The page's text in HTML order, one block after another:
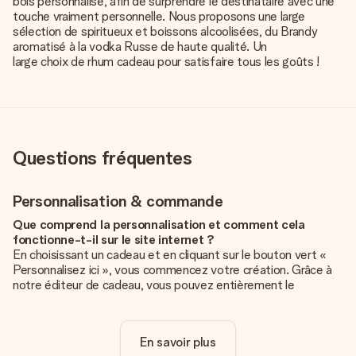
touche vraiment personnelle. Nous proposons une large
sélection de spiritueux et boissons alcoolisées, du Brandy
aromatisé à la vodka Russe de haute qualité. Un
large choix de rhum cadeau pour satisfaire tous les goûts !
Questions fréquentes
Personnalisation & commande
Que comprend la personnalisation et comment cela
fonctionne-t-il sur le site internet ?
En choisissant un cadeau et en cliquant sur le bouton vert «
Personnalisez ici », vous commencez votre création. Grâce à
notre éditeur de cadeau, vous pouvez entièrement le
unique pour ajouter une touche finale à votre cadeau.
En savoir plus